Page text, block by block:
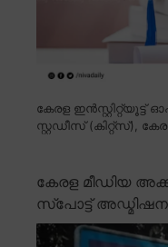
കേരള
സ്റ്റഡീസ് (കിറ്റ്സ്),
കേരള മീഡിയ
സ്പോട്ട്